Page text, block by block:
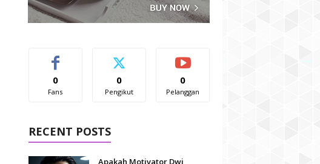
0
Fans
0
Pengikut
0
Pelanggan
RECENT POSTS
Apakah Motivator Dwi